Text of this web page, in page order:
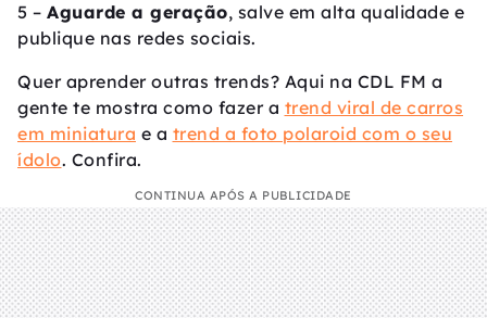
5 – Aguarde a geração, salve em alta qualidade e
publique nas redes sociais.
Quer aprender outras trends? Aqui na CDL FM a
gente te mostra como fazer a trend viral de carros
em miniatura e a trend a foto polaroid com o seu
ídolo. Confira.
CONTINUA APÓS A PUBLICIDADE